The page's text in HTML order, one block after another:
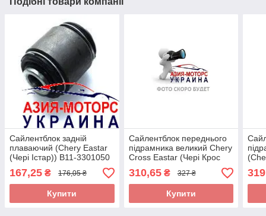
Сайлентблок задній
плаваючий (Chery Eastar
(Чері Істар)) B11-3301050
167,25 ₴ 176,05 ₴
Купити
Сайлентблок переднього
підрамника великий Chery
Cross Eastar (Чері Крос
Істар) B11-2810070
310,65₴ 327 ₴
Купити